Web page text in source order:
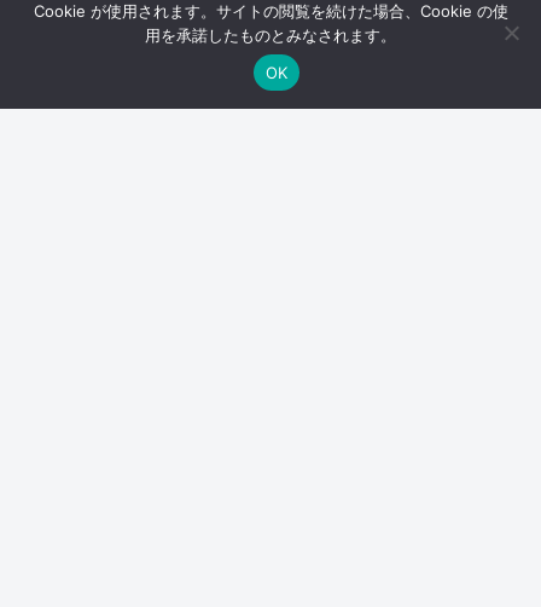
【怖い話】変な医者
Cookie が使用されます。サイトの閲覧を続けた場合、Cookie の使
用を承諾したものとみなされます。
OK